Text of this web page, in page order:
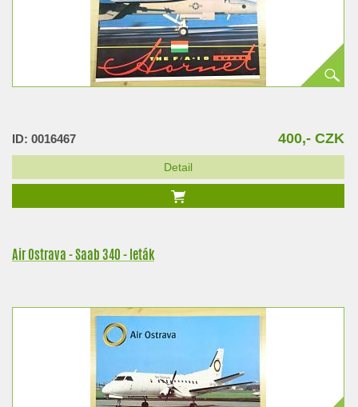
ID: 0016467 400,- CZK
Detail
Air Ostrava - Saab 340 - leták